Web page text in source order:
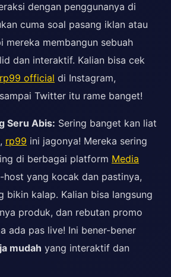
dengan penggunanya di
cuma soal pasang iklan atau
mereka membangun sebuah
dan interaktif. Kalian bisa cek
rp99 official di Instagram,
Twitter itu rame banget!
Seru Abis: Sering banget kan liat
rp99 ini jagonya! Mereka sering
di berbagai platform Media
host yang kocak dan pastinya,
bikin kalap. Kalian bisa langsung
produk, dan rebutan promo
ada pas live! Ini bener-bener
mudah yang interaktif dan